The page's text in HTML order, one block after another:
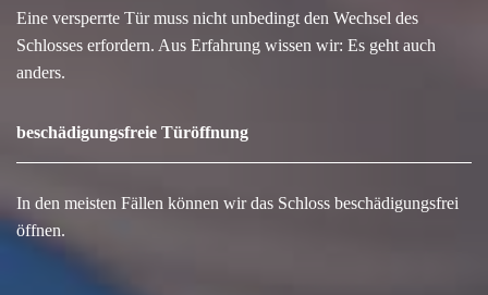
Eine versperrte Tür muss nicht unbedingt den Wechsel des
Schlosses erfordern. Aus Erfahrung wissen wir: Es geht auch
anders.
beschädigungsfreie Türöffnung
In den meisten Fällen können wir das Schloss beschädigungsfrei
öffnen.